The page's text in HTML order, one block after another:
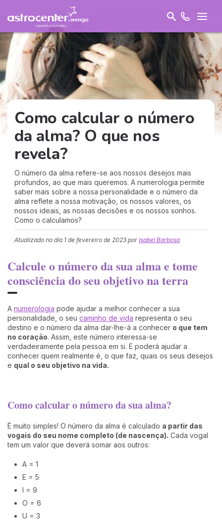
Como calcular o número
da alma? O que nos
revela?
O número da alma refere-se aos nossos desejos mais
profundos, ao que mais queremos. A numerologia permite
saber mais sobre a nossa personalidade e o número da
alma reflete a nossa motivação, os nossos valores, os
nossos ideais, as nossas decisões e os nossos sonhos.
Como o calculamos?
Atualizado no dia 1 de fevereiro de 2023 por Isabel Barbosa
Calcule o número da sua alma e tome
consciência do seu objetivo na terra
A numerologia pode ajudar a melhor conhecer a sua
personalidade, o seu caminho de vida representa o seu
destino e o número da alma dar-lhe-á a conhecer o que tem
no coração. Assim, este número interessa-se
verdadeiramente pela pessoa em si. E poderá ajudar a
conhecer quem realmente é, o que faz, quais os seus desejos
e qual o seu objetivo na vida.
Como calcular o número da sua alma?
É muito simples! O número da alma é calculado a partir das
vogais do seu nome completo (de nascença). Cada vogal
tem um valor que deverá somar aos outros:
A = 1
E = 5
I = 9
O = 6
U = 3